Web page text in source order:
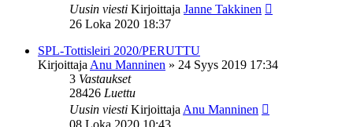
Uusin viesti Kirjoittaja Janne Takkinen
26 Loka 2020 18:37
SPL-Tottisleiri 2020/PERUTTU
Kirjoittaja Anu Manninen » 24 Syys 2019 17:34
3 Vastaukset
28426 Luettu
Uusin viesti Kirjoittaja Anu Manninen
08 Loka 2020 10:43